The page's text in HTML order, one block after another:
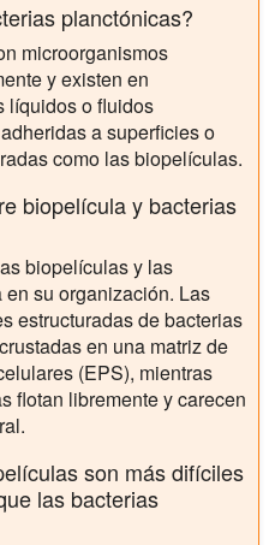
planctónicas?
microorganismos
y existen en
líquidos o fluidos
a superficies o
como las biopelículas.
biopelícula y bacterias
biopelículas y las
su organización. Las
estructuradas de bacterias
en una matriz de
(EPS), mientras
flotan libremente y carecen
son más difíciles
las bacterias